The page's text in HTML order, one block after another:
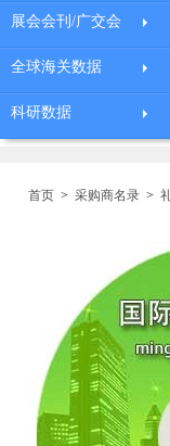
全球机械设备采购
深
展会会刊/广交会
全球海关数据
科研数据
首页 > 采购商名录 >